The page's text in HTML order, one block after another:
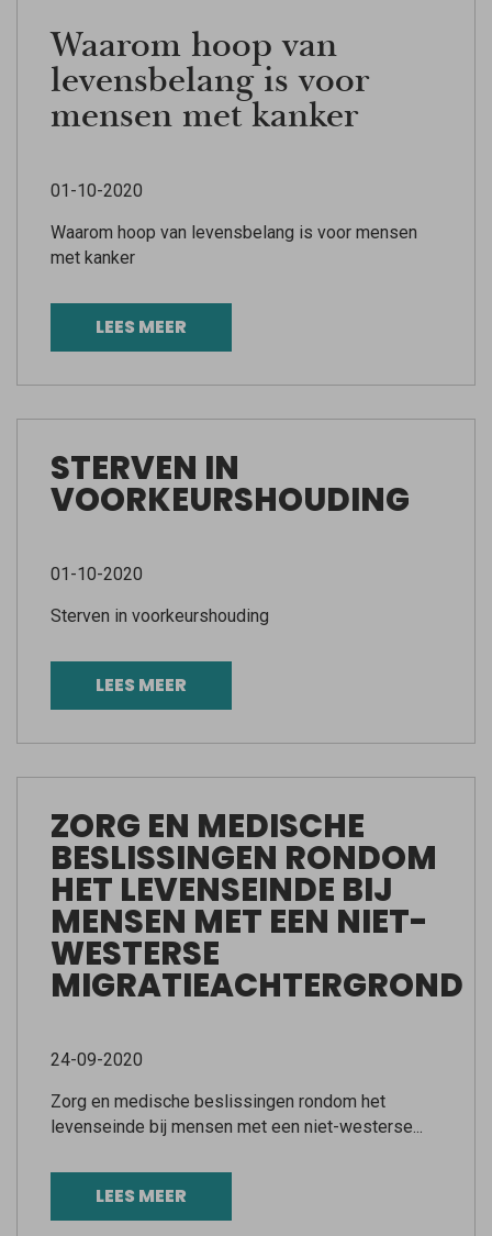
Waarom hoop van
levensbelang is voor
mensen met kanker
01-10-2020
Waarom hoop van levensbelang is voor mensen
met kanker
LEES MEER
STERVEN IN
VOORKEURSHOUDING
01-10-2020
Sterven in voorkeurshouding
LEES MEER
ZORG EN MEDISCHE
BESLISSINGEN RONDOM
HET LEVENSEINDE BIJ
MENSEN MET EEN NIET-
WESTERSE
MIGRATIEACHTERGROND
24-09-2020
Zorg en medische beslissingen rondom het
levenseinde bij mensen met een niet-westerse...
LEES MEER